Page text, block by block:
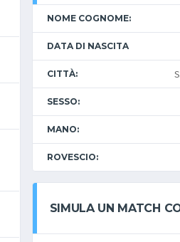
NOME COGNOME:
DATA DI NASCITA
CITTÀ:
SESSO:
MANO:
ROVESCIO:
SIMULA UN MATCH